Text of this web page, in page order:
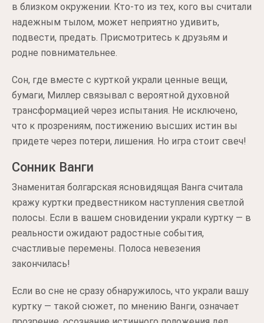
в близком окружении. Кто-то из тех, кого вы считали
надежным тылом, может неприятно удивить,
подвести, предать. Присмотритесь к друзьям и
родне повнимательнее.
Сон, где вместе с курткой украли ценные вещи,
бумаги, Миллер связывал с вероятной духовной
трансформацией через испытания. Не исключено,
что к прозрениям, постижению высших истин вы
придете через потери, лишения. Но игра стоит свеч!
Сонник Ванги
Знаменитая болгарская ясновидящая Ванга считала
кражу куртки предвестником наступления светлой
полосы. Если в вашем сновидении украли куртку — в
реальности ожидают радостные события,
счастливые перемены. Полоса невезения
закончилась!
Если во сне не сразу обнаружилось, что украли вашу
куртку — такой сюжет, по мнению Ванги, означает